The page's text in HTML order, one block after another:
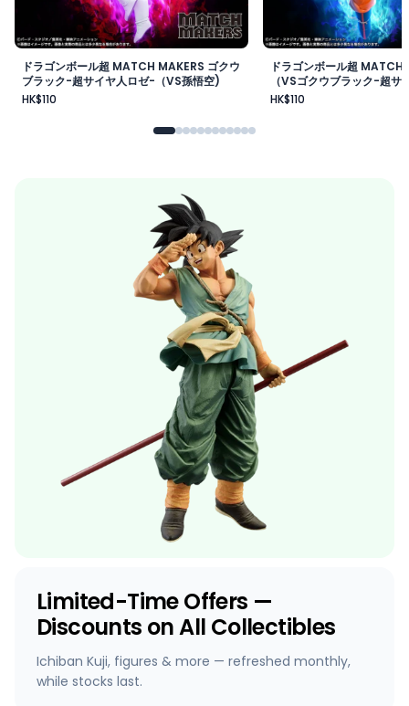
ドラゴンボール超 MATCH MAKERS ゴクウ
ブラック-超サイヤ人ロゼ-（VS孫悟空)
HK$110
ドラゴンボール超 MATCH
（VSゴクウブラック-超
HK$110
Limited-Time Offers —
Discounts on All Collectibles
Ichiban Kuji, figures & more — refreshed monthly,
while stocks last.